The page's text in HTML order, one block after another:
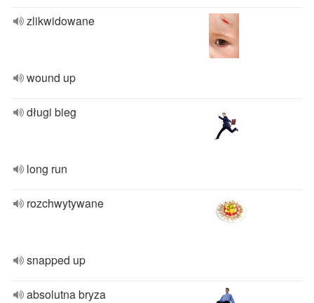
zlikwidowane
wound up
długi bieg
long run
rozchwytywane
snapped up
absolutna bryza